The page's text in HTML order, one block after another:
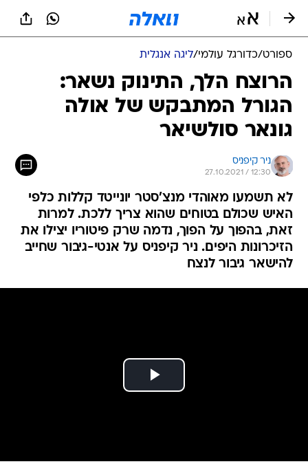
ספורט/כדורגל עולמי/ליגה אנגלית
הרוצח הלך, התינוק נשאר:
הגורל המתבקש של אולה
גונאר סולשיאר
ניר קיפניס
27.10.2021 / 12:30
לא תשמעו מאוהדי מנצ'סטר יונייטד קללות כלפי
האיש שכולם בטוחים שהוא צריך ללכת. למרות
זאת, בהפוך על הפוך, נדמה שרק פיטוריו יצילו את
הזיכרונות היפים. ניר קיפניס על אנטי-גיבור שחייב
להישאר גיבור לנצח